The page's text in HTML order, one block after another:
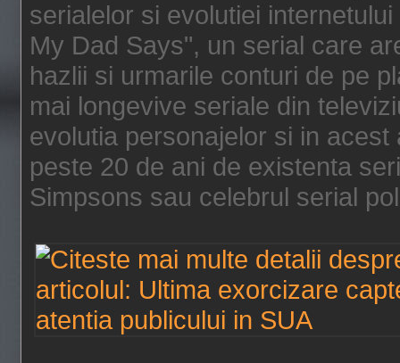
serialelor si evolutiei
My Dad Says", un serial care
hazlii si urmarile conturi de pe
mai longevive seriale din
evolutia personajelor si in
peste 20 de ani de existenta
Simpsons sau celebrul serial